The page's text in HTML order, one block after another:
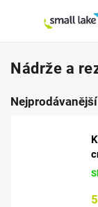
Nádrže a
Nejprodávanější